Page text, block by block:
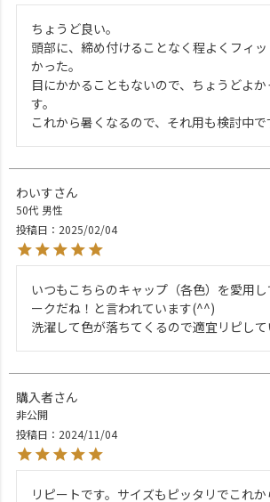
ちょうど良い。
頭部に、締め付けることなく程よくフィ
かった。
目にかかることもないので、ちょうどよ
す。
これから暑くなるので、それ用も検討中で
わいす
50代 男性
投稿日
2025/02/04
いつもこちらのキャップ（各色）を愛用
ークだね！と言われています(^^)
洗濯して色が落ちてくるので適宜リピして
購入者
非公開
投稿日
2024/11/04
リピートです。サイズもピッタリでこれ